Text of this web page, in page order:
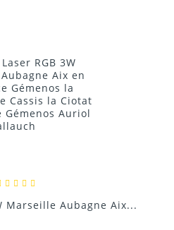
Marseille Aubagne Aix...